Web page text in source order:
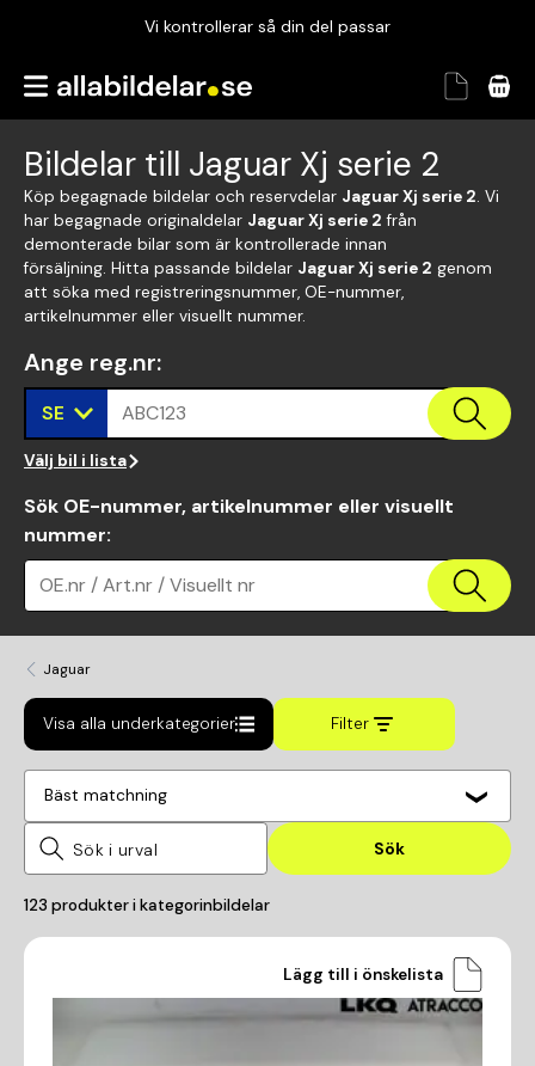
Vi kontrollerar så din del passar
Garanterad passform
Vi kontrollerar så din del passar
Bildelar till Jaguar Xj serie 2
Köp begagnade bildelar och reservdelar Jaguar Xj serie 2. Vi
har begagnade originaldelar Jaguar Xj serie 2 från
demonterade bilar som är kontrollerade innan
försäljning. Hitta passande bildelar Jaguar Xj serie 2 genom
att söka med registreringsnummer, OE-nummer,
artikelnummer eller visuellt nummer.
Ange reg.nr:
SE ABC123
Välj bil i lista
Sök OE-nummer, artikelnummer eller visuellt
nummer:
OE.nr / Art.nr / Visuellt nr
Jaguar
Visa alla underkategorier Filter
Bäst matchning
Sök
123 produkter i kategorinbildelar
Lägg till i önskelista